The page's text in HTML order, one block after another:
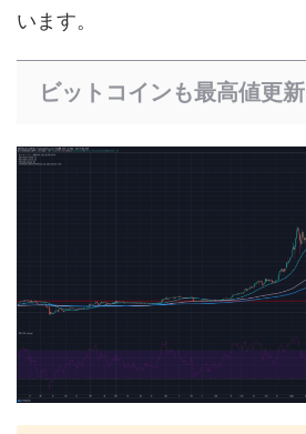
います。
ビットコインも最高値更新